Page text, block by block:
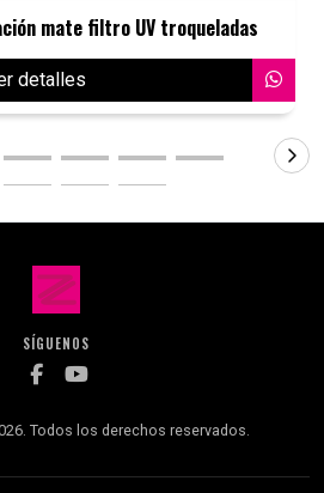
mate filtro UV troqueladas
detalles
SÍGUENOS
Todos los derechos reservados.